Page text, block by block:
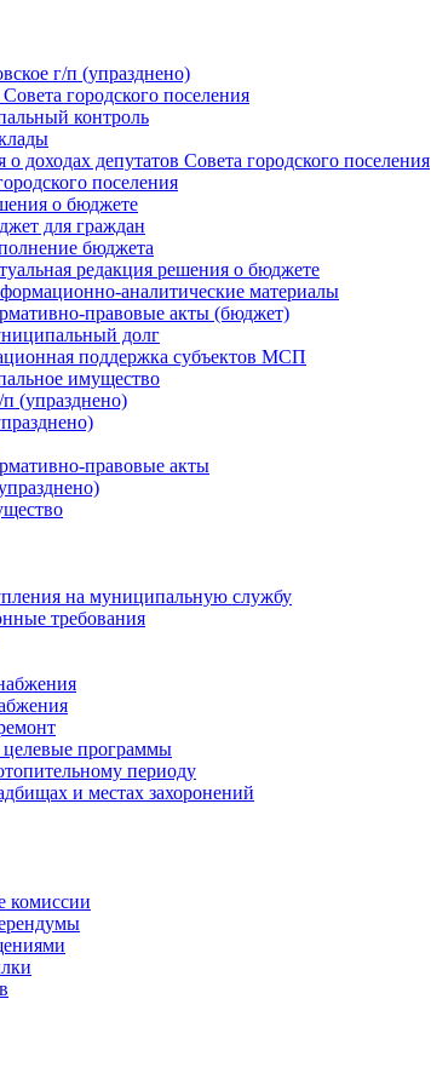
г/п (упразднено)
городского поселения
контроль
о доходах депутатов Совета городского поселения
поселения
о бюджете
для граждан
бюджета
редакция решения о бюджете
аналитические материалы
правовые акты (бюджет)
долг
поддержка субъектов МСП
имущество
(упразднено)
правовые акты
на муниципальную службу
требования
программы
периоду
и местах захоронений
комиссии